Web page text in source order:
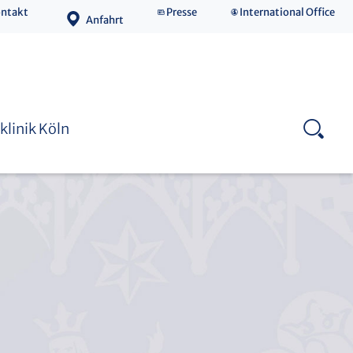
Anfahrt
Presse International Office
Köln